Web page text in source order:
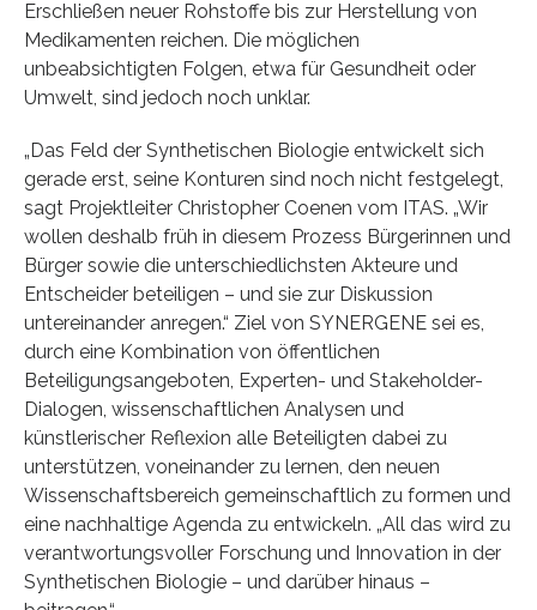
Erschließen neuer Rohstoffe bis zur Herstellung von
Medikamenten reichen. Die möglichen
unbeabsichtigten Folgen, etwa für Gesundheit oder
Umwelt, sind jedoch noch unklar.
„Das Feld der Synthetischen Biologie entwickelt sich
gerade erst, seine Konturen sind noch nicht festgelegt,
sagt Projektleiter Christopher Coenen vom ITAS. „Wir
wollen deshalb früh in diesem Prozess Bürgerinnen und
Bürger sowie die unterschiedlichsten Akteure und
Entscheider beteiligen – und sie zur Diskussion
untereinander anregen.“ Ziel von SYNERGENE sei es,
durch eine Kombination von öffentlichen
Beteiligungsangeboten, Experten- und Stakeholder-
Dialogen, wissenschaftlichen Analysen und
künstlerischer Reflexion alle Beteiligten dabei zu
unterstützen, voneinander zu lernen, den neuen
Wissenschaftsbereich gemeinschaftlich zu formen und
eine nachhaltige Agenda zu entwickeln. „All das wird zu
verantwortungsvoller Forschung und Innovation in der
Synthetischen Biologie – und darüber hinaus –